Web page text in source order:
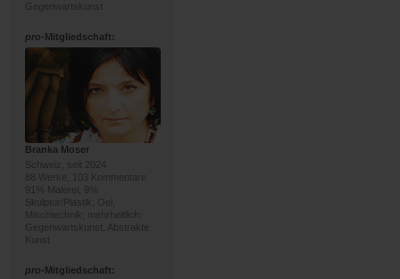
Gegenwartskunst
pro-Mitgliedschaft:
Branka Moser
Schweiz, seit 2024
88 Werke, 103 Kommentare
91% Malerei, 9%
Skulptur/Plastik; Oel,
Mischtechnik; mehrheitlich:
Gegenwartskunst, Abstrakte
Kunst
pro-Mitgliedschaft: